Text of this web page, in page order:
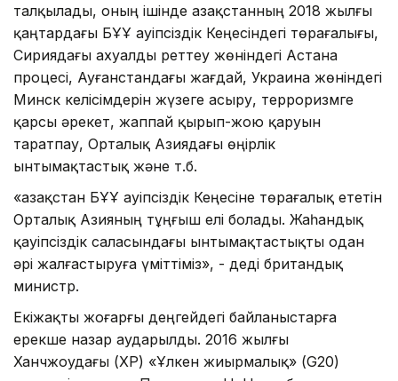
талқылады, оның ішінде Қазақстанның 2018 жылғы
қаңтардағы БҰҰ Қауіпсіздік Кеңесіндегі төрағалығы,
Сириядағы ахуалды реттеу жөніндегі Астана
процесі, Ауғанстандағы жағдай, Украина жөніндегі
Минск келісімдерін жүзеге асыру, терроризмге
қарсы әрекет, жаппай қырып-жою қаруын
таратпау, Орталық Азиядағы өңірлік
ынтымақтастық және т.б.
«Қазақстан БҰҰ Қауіпсіздік Кеңесіне төрағалық ететін
Орталық Азияның тұңғыш елі болады. Жаһандық
қауіпсіздік саласындағы ынтымақтастықты одан
әрі жалғастыруға үміттіміз», - деді британдық
министр.
Екіжақты жоғарғы деңгейдегі байланыстарға
ерекше назар аударылды. 2016 жылғы
Ханчжоудағы (ҚХР) «Ұлкен жиырмалық» (G20)